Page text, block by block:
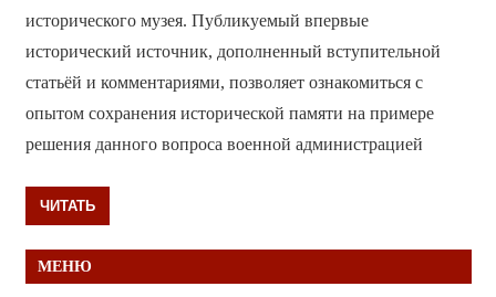
исторического музея. Публикуемый впервые
исторический источник, дополненный вступительной
статьёй и комментариями, позволяет ознакомиться с
опытом сохранения исторической памяти на примере
решения данного вопроса военной администрацией
ЧИТАТЬ
МЕНЮ